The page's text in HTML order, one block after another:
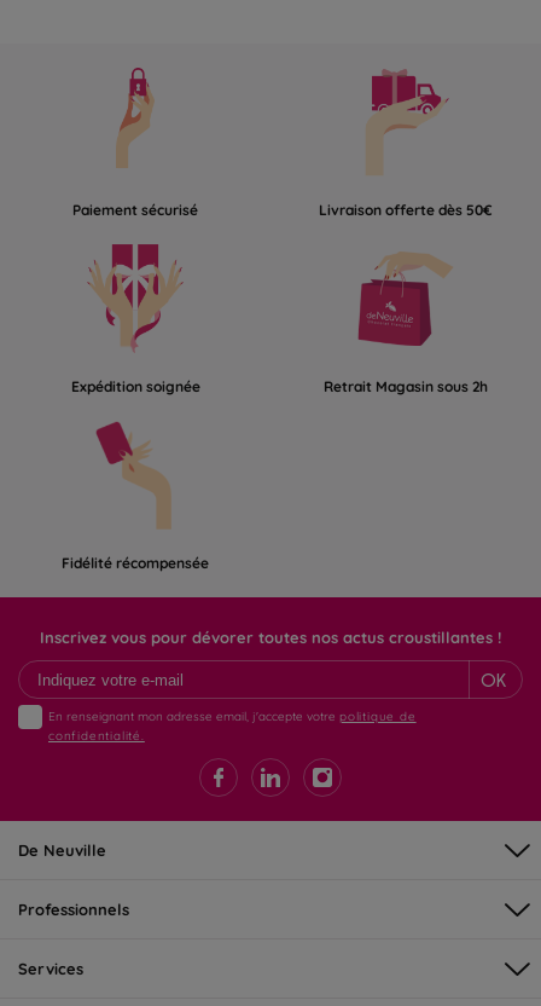
Paiement sécurisé Livraison offerte dès 50€
Expédition soignée Retrait Magasin sous 2h
Fidélité récompensée
Inscrivez vous pour dévorer toutes nos actus croustillantes !
OK
En renseignant mon adresse email, j'accepte votre politique de
confidentialité.
De Neuville
Professionnels
Services